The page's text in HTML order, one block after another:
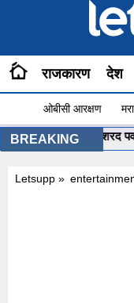
राजकारण देश
ओबीसी आरक्षण
BREAKING
Shinde : शरद पवारांच्या
Letsupp »